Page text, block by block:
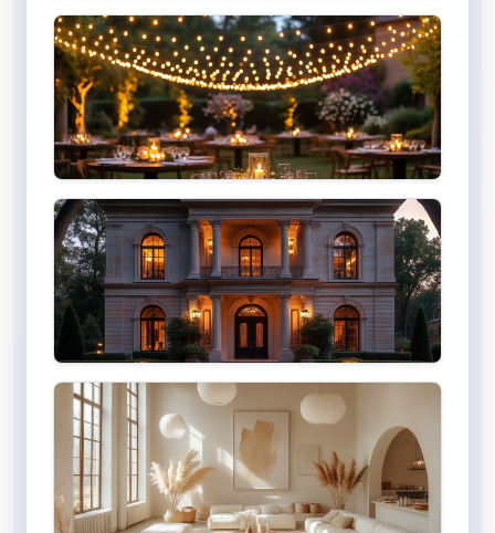
Отели
Open-air
Особняки